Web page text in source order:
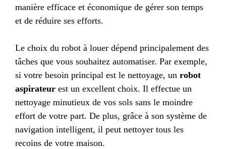
manière efficace et économique de gérer son temps
et de réduire ses efforts.
Le choix du robot à louer dépend principalement des
tâches que vous souhaitez automatiser. Par exemple,
si votre besoin principal est le nettoyage, un robot
aspirateur est un excellent choix. Il effectue un
nettoyage minutieux de vos sols sans le moindre
effort de votre part. De plus, grâce à son système de
navigation intelligent, il peut nettoyer tous les
recoins de votre maison.